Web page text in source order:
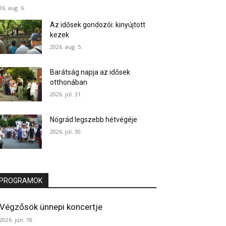
aug. 6.
Az idősek gondozói: kinyújtott
kezek
2026. aug. 5.
Barátság napja az idősek
otthonában
2026. júl. 31.
Nógrád legszebb hétvégéje
2026. júl. 30.
Végzősök ünnepi koncertje
2026. jún. 18.